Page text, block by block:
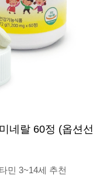
네랄 60정 (옵션선
민 3~14세 추천